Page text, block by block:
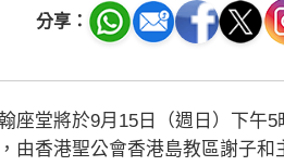
分享：
堂將於9月15日（週日）下午5
由香港聖公會香港島教區謝子